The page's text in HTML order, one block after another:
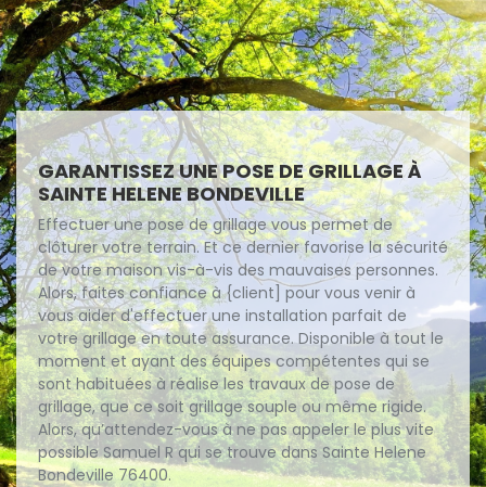
GARANTISSEZ UNE POSE DE GRILLAGE À
SAINTE HELENE BONDEVILLE
Effectuer une pose de grillage vous permet de
clôturer votre terrain. Et ce dernier favorise la sécurité
de votre maison vis-à-vis des mauvaises personnes.
Alors, faites confiance à {client] pour vous venir à
vous aider d'effectuer une installation parfait de
votre grillage en toute assurance. Disponible à tout le
moment et ayant des équipes compétentes qui se
sont habituées à réalise les travaux de pose de
grillage, que ce soit grillage souple ou même rigide.
Alors, qu’attendez-vous à ne pas appeler le plus vite
possible Samuel R qui se trouve dans Sainte Helene
Bondeville 76400.